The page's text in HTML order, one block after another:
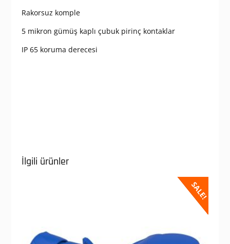
Rakorsuz komple
5 mikron gümüş kaplı çubuk pirinç kontaklar
IP 65 koruma derecesi
İlgili ürünler
SALE!